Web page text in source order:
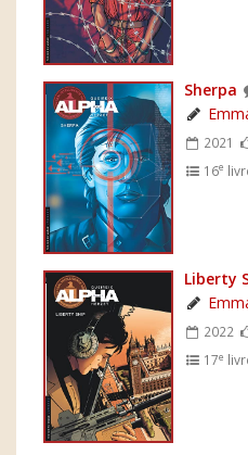
Sherpa
2021
16e
Liberty
2022
17e